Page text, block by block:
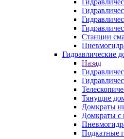
Станции
Гидравлические
Назад
Тянущие
Домкраты
Домкраты с
Подкатные